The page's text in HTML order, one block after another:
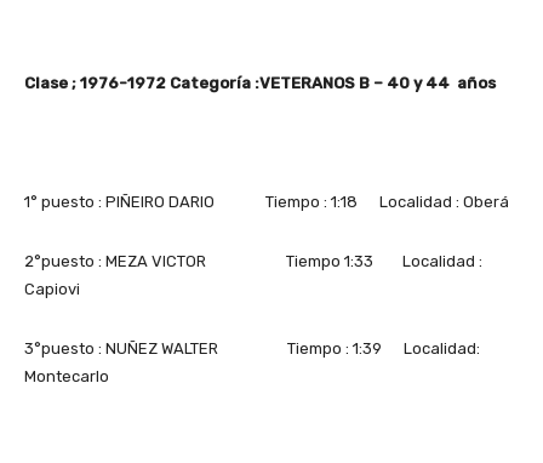
Clase ; 1976-1972 Categoría :VETERANOS B – 40 y 44 años
1° puesto : PIÑEIRO DARIO Tiempo : 1:18 Localidad : Oberá
2°puesto : MEZA VICTOR Tiempo 1:33 Localidad :
Capiovi
3°puesto : NUÑEZ WALTER Tiempo : 1:39 Localidad:
Montecarlo